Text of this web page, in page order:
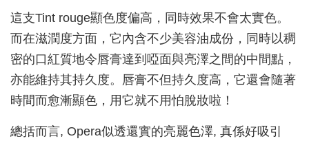
這支Tint rouge顯色度偏高，同時效果不會太實色。
而在滋潤度方面，它內含不少美容油成份，同時以稠
密的口紅質地令唇膏達到啞面與亮澤之間的中間點，
亦能維持其持久度。唇膏不但持久度高，它還會隨著
時間而愈漸顯色，用它就不用怕脫妝啦！
總括而言, Opera似透還實的亮麗色澤, 真係好吸引